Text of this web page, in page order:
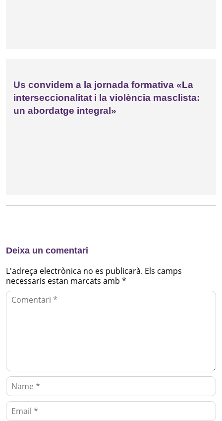
Us convidem a la jornada formativa «La
interseccionalitat i la violència masclista:
un abordatge integral»
Deixa un comentari
L'adreça electrònica no es publicarà. Els camps
necessaris estan marcats amb *